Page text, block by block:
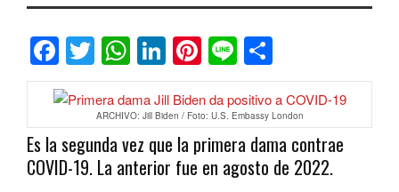
Facebook
Twitter
WhatsApp
LinkedIn
Pinterest
Line
ARCHIVO: Jill Biden / Foto: U.S. Embassy London
Es la segunda vez que la primera dama contrae
COVID-19. La anterior fue en agosto de 2022.